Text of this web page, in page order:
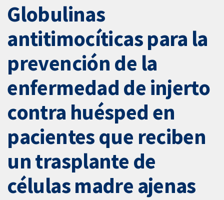
Globulinas
antitimocíticas para la
prevención de la
enfermedad de injerto
contra huésped en
pacientes que reciben
un trasplante de
células madre ajenas